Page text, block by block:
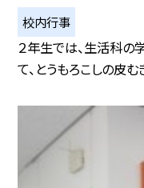
校内行事
２年生では、生活科の
て、とうもろこしの皮む